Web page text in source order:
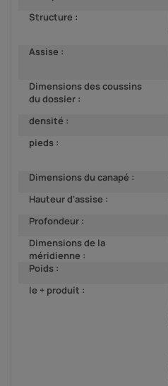
Structure :
Assise :
Dimensions des coussins
du dossier :
densité :
pieds :
Dimensions du canapé :
Hauteur d'assise :
Profondeur :
Dimensions de la
méridienne :
Poids :
le + produit :